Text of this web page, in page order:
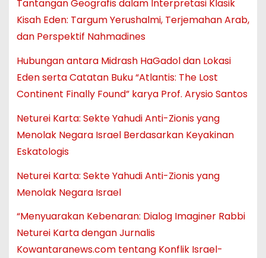
Tantangan Geografis dalam Interpretasi Klasik
Kisah Eden: Targum Yerushalmi, Terjemahan Arab,
dan Perspektif Nahmadines
Hubungan antara Midrash HaGadol dan Lokasi
Eden serta Catatan Buku “Atlantis: The Lost
Continent Finally Found” karya Prof. Arysio Santos
Neturei Karta: Sekte Yahudi Anti-Zionis yang
Menolak Negara Israel Berdasarkan Keyakinan
Eskatologis
Neturei Karta: Sekte Yahudi Anti-Zionis yang
Menolak Negara Israel
“Menyuarakan Kebenaran: Dialog Imaginer Rabbi
Neturei Karta dengan Jurnalis
Kowantaranews.com tentang Konflik Israel-